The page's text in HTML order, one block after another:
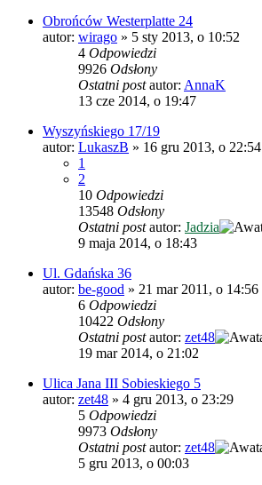
Obrońców Westerplatte 24
autor: wirago » 5 sty 2013, o 10:52
4 Odpowiedzi
9926 Odsłony
Ostatni postautor: AnnaK
13 cze 2014, o 19:47
Wyszyńskiego 17/19
autor: LukaszB » 16 gru 2013, o 22:54
1
2
10 Odpowiedzi
13548 Odsłony
Ostatni postautor: Jadzia
9 maja 2014, o 18:43
Ul. Gdańska 36
autor: be-good » 21 mar 2011, o 14:56
6 Odpowiedzi
10422 Odsłony
Ostatni postautor: zet48
19 mar 2014, o 21:02
Ulica Jana III Sobieskiego 5
autor: zet48 » 4 gru 2013, o 23:29
5 Odpowiedzi
9973 Odsłony
Ostatni postautor: zet48
5 gru 2013, o 00:03